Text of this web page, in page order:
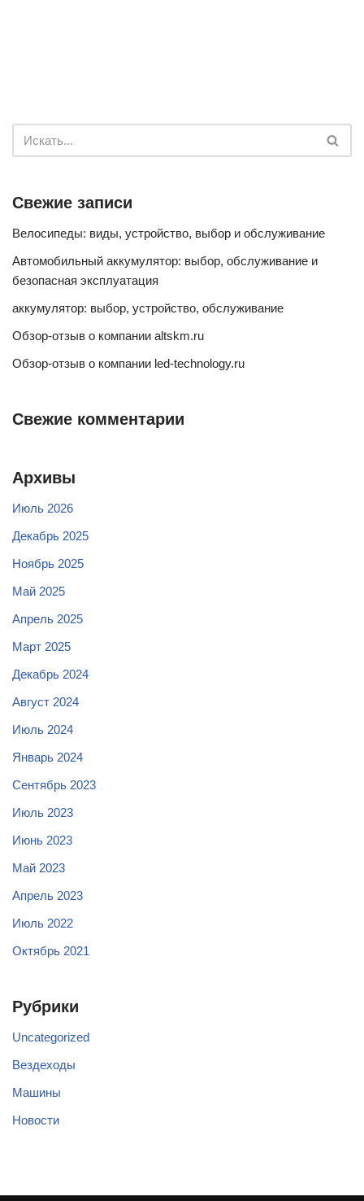
Свежие записи
Велосипеды: виды, устройство, выбор и обслуживание
Автомобильный аккумулятор: выбор, обслуживание и
безопасная эксплуатация
аккумулятор: выбор, устройство, обслуживание
Обзор-отзыв о компании altskm.ru
Обзор-отзыв о компании led-technology.ru
Свежие комментарии
Архивы
Июль 2026
Декабрь 2025
Ноябрь 2025
Май 2025
Апрель 2025
Март 2025
Декабрь 2024
Август 2024
Июль 2024
Январь 2024
Сентябрь 2023
Июль 2023
Июнь 2023
Май 2023
Апрель 2023
Июль 2022
Октябрь 2021
Рубрики
Uncategorized
Вездеходы
Машины
Новости